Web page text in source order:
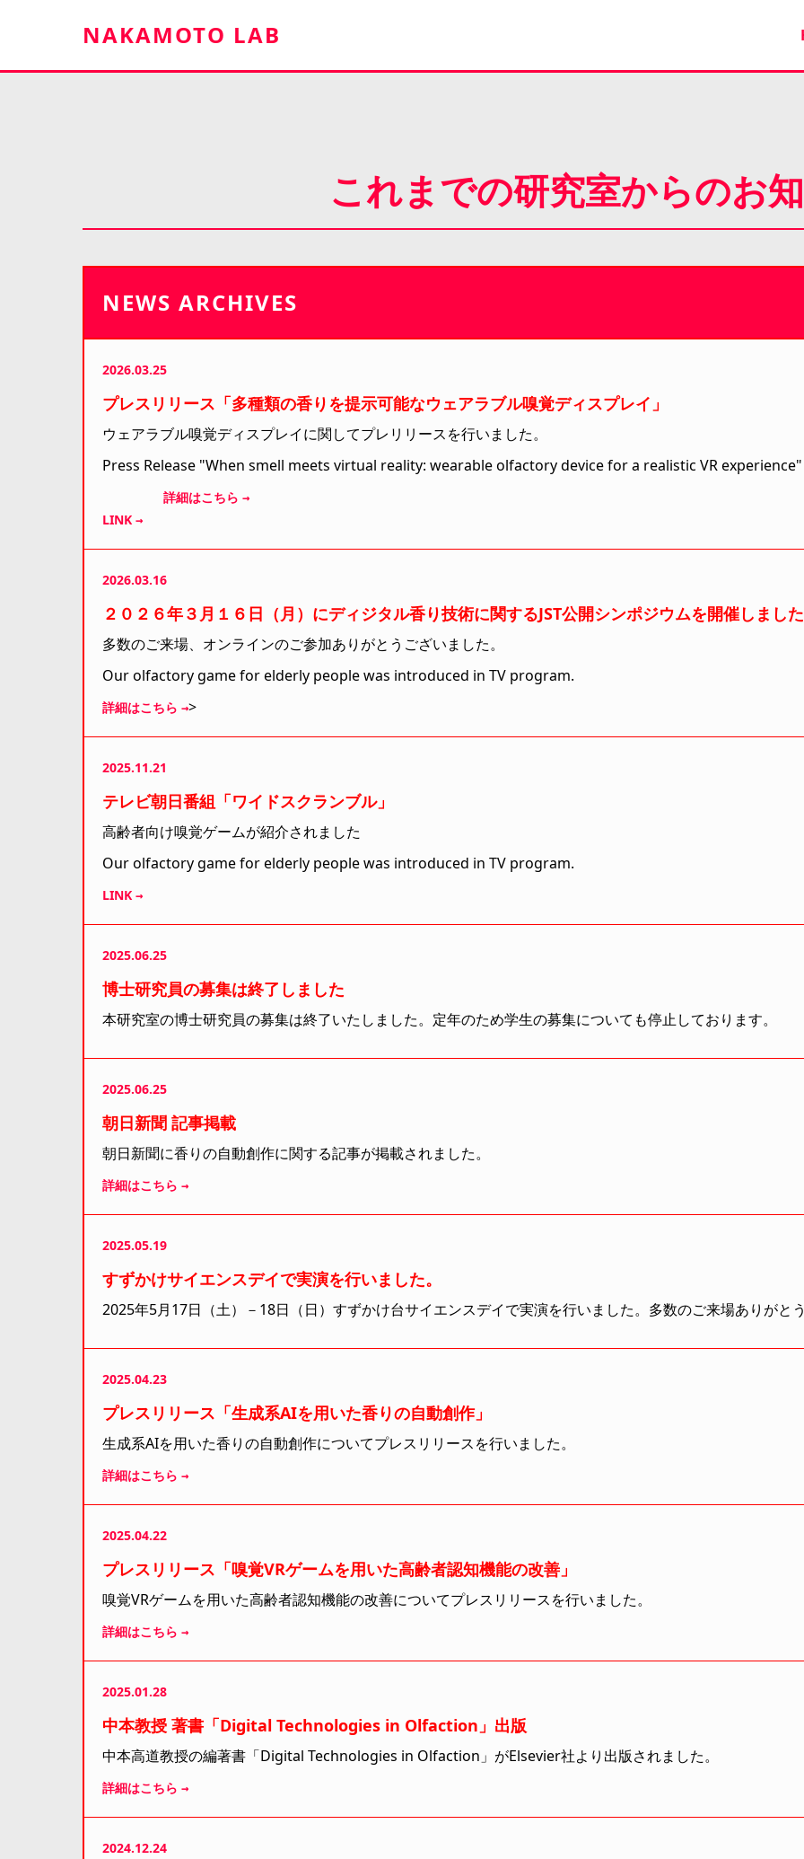
NAKAMOTO LAB
これまでの研究室からのお
NEWS ARCHIVES
2026.03.25
プレスリリース「多種類の香りを提示可能なウェアラブル嗅覚ディスプレイ」
ウェアラブル嗅覚ディスプレイに関してプレリリースを行いました。
Press Release "When smell meets virtual reality: wearable olfactory device for a realistic VR experience"
詳細はこちら →
LINK →
2026.03.16
２０２６年３月１６日（月）にディジタル香り技術に関するJST公開シンポジウムを開催しました
多数のご来場、オンラインのご参加ありがとうございました。
Our olfactory game for elderly people was introduced in TV program.
詳細はこちら →>
2025.11.21
テレビ朝日番組「ワイドスクランブル」
高齢者向け嗅覚ゲームが紹介されました
Our olfactory game for elderly people was introduced in TV program.
LINK →
2025.06.25
博士研究員の募集は終了しました
本研究室の博士研究員の募集は終了いたしました。定年のため学生の募集についても停止しております。
2025.06.25
朝日新聞 記事掲載
朝日新聞に香りの自動創作に関する記事が掲載されました。
詳細はこちら →
2025.05.19
すずかけサイエンスデイで実演を行いました。
2025年5月17日（土）－18日（日）すずかけ台サイエンスデイで実演を行いました。多数のご来場ありがとう
2025.04.23
プレスリリース「生成系AIを用いた香りの自動創作」
生成系AIを用いた香りの自動創作についてプレスリリースを行いました。
詳細はこちら →
2025.04.22
プレスリリース「嗅覚VRゲームを用いた高齢者認知機能の改善」
嗅覚VRゲームを用いた高齢者認知機能の改善についてプレスリリースを行いました。
詳細はこちら →
2025.01.28
中本教授 著書「Digital Technologies in Olfaction」出版
中本高道教授の編著書「Digital Technologies in Olfaction」がElsevier社より出版されました。
詳細はこちら →
2024.12.24